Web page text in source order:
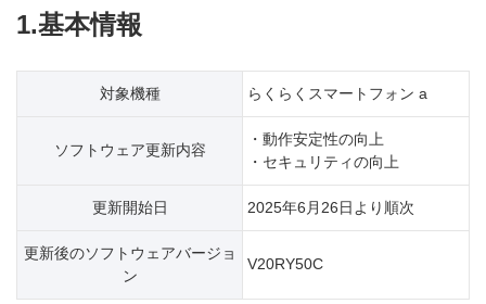
1.基本情報
対象機種 らくらくスマートフォン a
ソフトウェア更新内容
・動作安定性の向上
・セキュリティの向上
更新開始日 2025年6月26日より順次
更新後のソフトウェアバージョ
ン
V20RY50C